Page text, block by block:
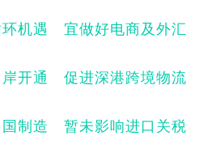
环机遇 宜做好电商及外汇
岸开通 促进深港跨境物流
国制造 暂未影响进口关税